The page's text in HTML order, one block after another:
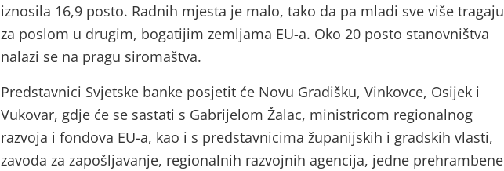
iznosila 16,9 posto. Radnih mjesta je malo, tako da pa mladi sve više tragaju
za poslom u drugim, bogatijim zemljama EU-a. Oko 20 posto stanovništva
nalazi se na pragu siromaštva.
Predstavnici Svjetske banke posjetit će Novu Gradišku, Vinkovce, Osijek i
Vukovar, gdje će se sastati s Gabrijelom Žalac, ministricom regionalnog
razvoja i fondova EU-a, kao i s predstavnicima županijskih i gradskih vlasti,
zavoda za zapošljavanje, regionalnih razvojnih agencija, jedne prehrambene